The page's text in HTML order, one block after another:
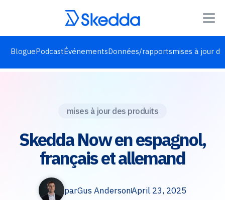
BloguePodcastÉvénementsDonnées/rapportsmises à jour
mises à jour des produits
Skedda Now en espagnol,
français et allemand
parGus AndersonApril 23, 2025